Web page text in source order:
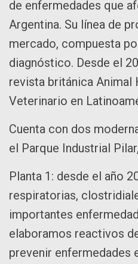
de enfermedades que
Argentina. Su línea de
mercado, compuesta
diagnóstico. Desde el
revista británica Animal
Veterinario en
Cuenta con dos
el Parque Industrial
Planta 1: desde el año
respiratorias,
importantes
elaboramos reactivos
prevenir enfermedades